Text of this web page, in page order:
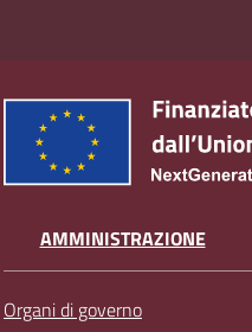
AMMINISTRAZIONE
Organi di governo